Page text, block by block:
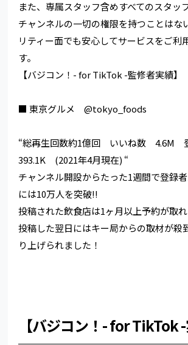
また、専属スタッフ含めすべてのスタッ
チャンネルの一切の権限を持つことはな
リティー面でも安心してサービスをご利
す。
【バジコン！- for TikTok -監修者実績】
■ 東京グルメ @tokyo_foods
“総再生回数約1億回 いいね数 4.6M
393.1K (2021年4月現在) “
チャンネル開設からたった1週間で登録
には10万人を突破!!
投稿された飲食店は1ヶ月以上予約が取れ
投稿した翌日にはキー局からの取材が殺
り上げられました！
【バジコン！- for TikTok -